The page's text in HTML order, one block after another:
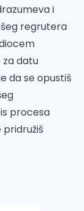
i
regrutera
za datu
da se opustiš
procesa
pridružiš